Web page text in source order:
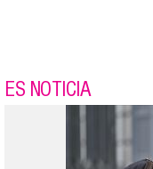
ES NOTICIA